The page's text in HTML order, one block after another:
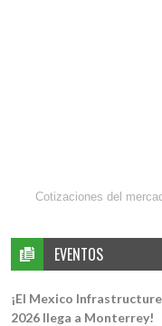
Cotizaciones del
EVENTOS
¡El Mexico
2026 llega a Monterrey!